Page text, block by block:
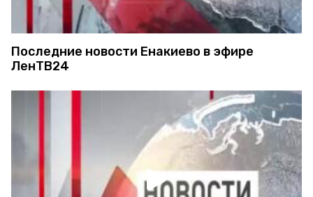
Последние новости Енакиево в эфире
ЛенТВ24